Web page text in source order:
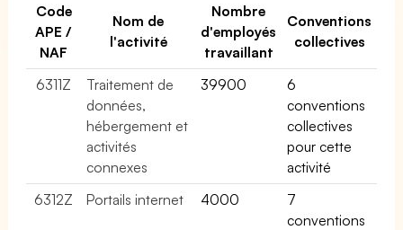
Code
APE /
NAF
Nom de
l'activité
Nombre
d'employés
travaillant
Conventions
collectives
6311Z
Traitement de
données,
hébergement et
activités
connexes
39900
6
conventions
collectives
pour cette
activité
6312Z
Portails internet 4000
7
conventions